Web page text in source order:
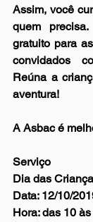
Assim, você
quem
gratuito para
convidados
Reúna a
aventura!
A Asbac é
Serviço
Dia das
Data: 12/10/
Hora: das 10